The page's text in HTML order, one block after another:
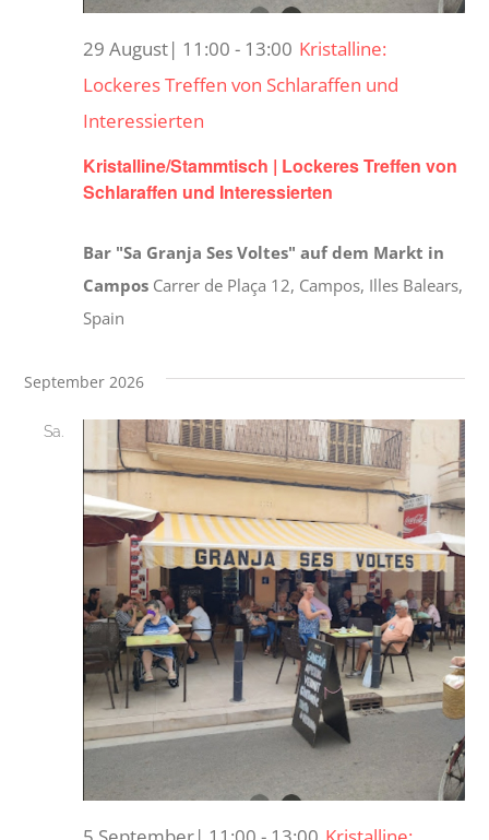
Kristalline/Stammtisch | Lockeres Treffen von
Schlaraffen und Interessierten
29 August| 11:00 - 13:00 Kristalline:
Lockeres Treffen von Schlaraffen und
Interessierten
Bar "Sa Granja Ses Voltes" auf dem Markt in
Campos Carrer de Plaça 12, Campos, Illes Balears,
Spain
September 2026
Sa.